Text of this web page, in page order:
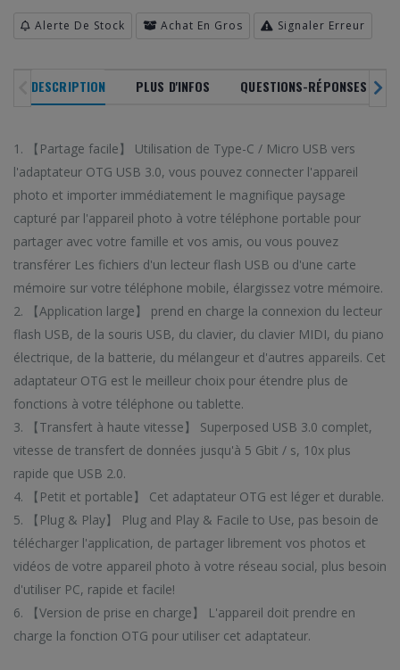
Alerte De Stock Achat En Gros Signaler Erreur
DESCRIPTION PLUS D'INFOS QUESTIONS-RÉPONSES
1. 【Partage facile】 Utilisation de Type-C / Micro USB vers
l'adaptateur OTG USB 3.0, vous pouvez connecter l'appareil
photo et importer immédiatement le magnifique paysage
capturé par l'appareil photo à votre téléphone portable pour
partager avec votre famille et vos amis, ou vous pouvez
transférer Les fichiers d'un lecteur flash USB ou d'une carte
mémoire sur votre téléphone mobile, élargissez votre mémoire.
2. 【Application large】 prend en charge la connexion du lecteur
flash USB, de la souris USB, du clavier, du clavier MIDI, du piano
électrique, de la batterie, du mélangeur et d'autres appareils. Cet
adaptateur OTG est le meilleur choix pour étendre plus de
fonctions à votre téléphone ou tablette.
3. 【Transfert à haute vitesse】 Superposed USB 3.0 complet,
vitesse de transfert de données jusqu'à 5 Gbit / s, 10x plus
rapide que USB 2.0.
4. 【Petit et portable】 Cet adaptateur OTG est léger et durable.
5. 【Plug & Play】 Plug and Play & Facile to Use, pas besoin de
télécharger l'application, de partager librement vos photos et
vidéos de votre appareil photo à votre réseau social, plus besoin
d'utiliser PC, rapide et facile!
6. 【Version de prise en charge】 L'appareil doit prendre en
charge la fonction OTG pour utiliser cet adaptateur.
NOUVEAUTÉS
dernières tandances
sur HiTech Land.
premier de nos
arrivages!
SOLDES
-20
Profitez de bons plans toute l'année
avec nos ventes flash.
Des réductions allant jusqu'à 20%!
VOIR SOLDES
Parcourez notre
gadgets les plus
Ne manquez pas
VOIR
Câble de données de charge rapide rotatif à interface magnétique CC57 Type-C / USB-C
$11.78
Mini lecteur Mp3 lecteurs de musique multifonctions
$19.88
$11.78
Mini lecteur Mp3 lecteurs de musique multifonctions
$19.88